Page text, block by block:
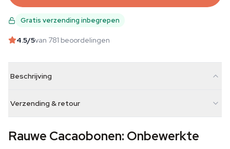
Gratis verzending inbegrepen
4.5/5van 781 beoordelingen
Beschrijving
Verzending & retour
Rauwe Cacaobonen: Onbewerkte